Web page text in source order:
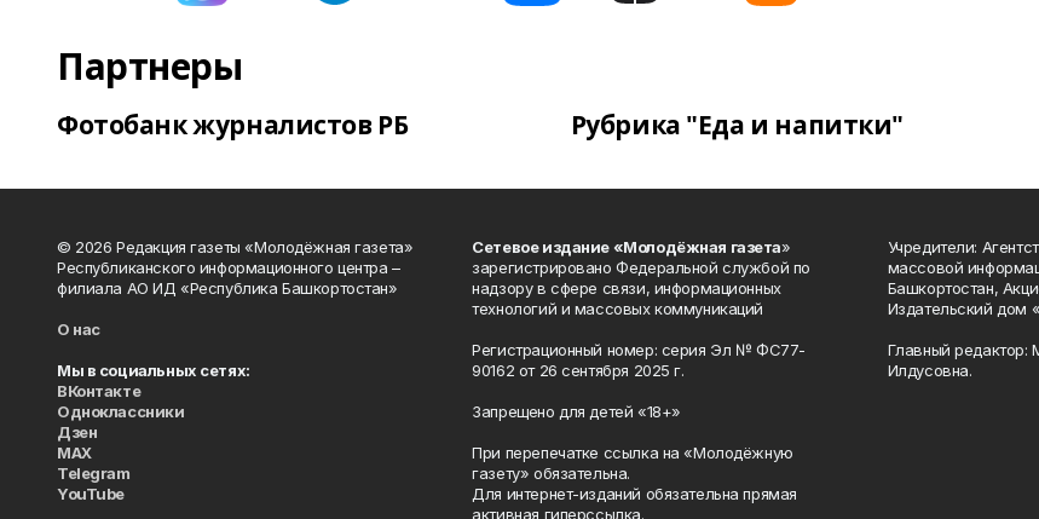
Партнеры
Фотобанк журналистов РБ Рубрика "Еда и напитки"
© 2026 Редакция газеты «Молодёжная газета»
Республиканского информационного центра –
филиала АО ИД «Республика Башкортостан»
О нас
Мы в социальных сетях:
ВКонтакте
Одноклассники
Дзен
MAX
Telegram
YouTube
Сетевое издание «Молодёжная газета»
зарегистрировано Федеральной службой по
надзору в сфере связи, информационных
технологий и массовых коммуникаций
Регистрационный номер: серия Эл № ФС77-
90162 от 26 сентября 2025 г.
Запрещено для детей «18+»
При перепечатке ссылка на «Молодёжную
газету» обязательна.
Для интернет-изданий обязательна прямая
активная гиперссылка.
Учредители:
массовой
Башкортостан,
Издательский дом
Главный редактор:
Илдусовна.